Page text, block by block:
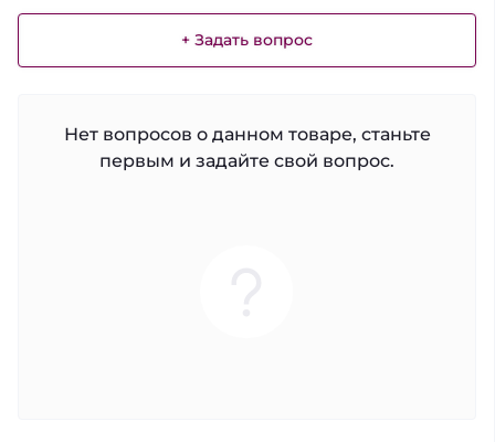
+ Задать вопрос
Нет вопросов о данном товаре, станьте
первым и задайте свой вопрос.